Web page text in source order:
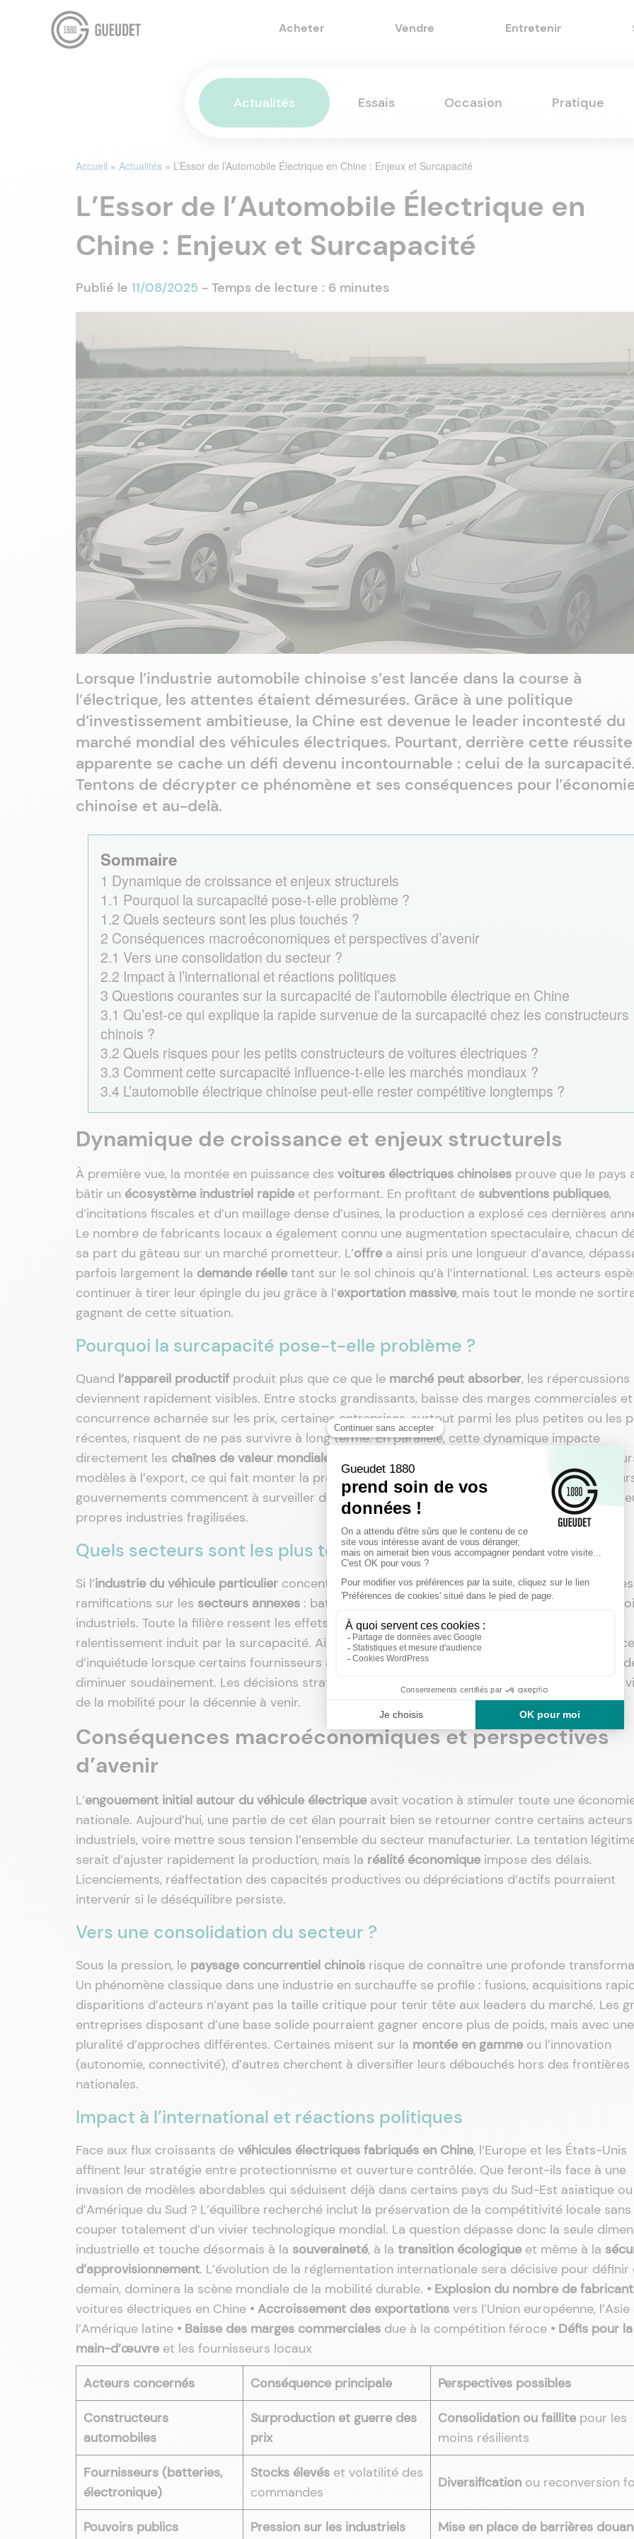
Acheter Vendre Entretenir
Actualités Essais Occasion Pratique
Accueil » Actualités » L’Essor de l’Automobile Électrique en Chine : Enjeux et Surcapacité
L’Essor de l’Automobile Électrique en
Chine : Enjeux et Surcapacité
Publié le 11/08/2025 - Temps de lecture : 6 minutes
Lorsque l’industrie automobile chinoise s’est lancée dans la course à
l’électrique, les attentes étaient démesurées. Grâce à une politique
d’investissement ambitieuse, la Chine est devenue le leader incontesté du
marché mondial des véhicules électriques. Pourtant, derrière cette réussite
apparente se cache un défi devenu incontournable : celui de la
Tentons de décrypter ce phénomène et ses conséquences pour
chinoise et au-delà.
Sommaire
1 Dynamique de croissance et enjeux structurels
1.1 Pourquoi la surcapacité pose-t-elle problème ?
1.2 Quels secteurs sont les plus touchés ?
2 Conséquences macroéconomiques et perspectives d’avenir
2.1 Vers une consolidation du secteur ?
2.2 Impact à l’international et réactions politiques
3 Questions courantes sur la surcapacité de l’automobile électrique en Chine
3.1 Qu’est-ce qui explique la rapide survenue de la surcapacité chez les constructeurs
chinois ?
3.2 Quels risques pour les petits constructeurs de voitures électriques ?
3.3 Comment cette surcapacité influence-t-elle les marchés mondiaux ?
3.4 L’automobile électrique chinoise peut-elle rester compétitive longtemps ?
Dynamique de croissance et enjeux structurels
À première vue, la montée en puissance des voitures électriques chinoises prouve que le pays
bâtir un écosystème industriel rapide et performant. En profitant de subventions publiques,
d’incitations fiscales et d’un maillage dense d’usines, la production a explosé ces dernières
Le nombre de fabricants locaux a également connu une augmentation spectaculaire, chacun
sa part du gâteau sur un marché prometteur. L’offre a ainsi pris une longueur d’avance,
parfois largement la demande réelle tant sur le sol chinois qu’à l’international. Les acteurs
continuer à tirer leur épingle du jeu grâce à l’exportation massive, mais tout le monde ne
gagnant de cette situation.
Pourquoi la surcapacité pose-t-elle problème ?
Quand l’appareil productif produit plus que ce que le marché peut absorber, les répercussions
deviennent rapidement visibles. Entre stocks grandissants, baisse des marges commerciales et
concurrence acharnée sur les prix, certaines entreprises, surtout parmi les plus petites ou les
récentes, risquent de ne pas survivre à long terme. En parallèle, cette dynamique impacte
directement les chaînes de valeur mondiales
. Les constructeurs chinois souhaitent écouler
modèles à l’export, ce qui fait monter la pression sur les marchés étrangers. D’ailleurs,
gouvernements commencent à surveiller de près cesexportations massives
, inquiets de voir
propres industries fragilisées.
Quels secteurs sont les plus touchés ?
Si l’industrie du véhicule particulier concentre la majorité de l’attention, il ne faut pas oublier les
ramifications sur les secteurs annexes : batteries, équipements électroniques ou encore
industriels. Toute la filière ressent les effets secondaires de cette expansion rapide puis du
ralentissement induit par la surcapacité. Ainsi, unechaîne logistique hyperactive
devient source
d’inquiétude lorsque certains fournisseurs accumulent les excédents ou voient leurs
diminuer soudainement. Les décisions stratégiques prises aujourd’hui dessineront le nouveau
de la mobilité pour la décennie à venir.
Conséquences macroéconomiques et perspectives
d’avenir
L’engouement initial autour du véhicule électrique avait vocation à stimuler toute une
nationale. Aujourd’hui, une partie de cet élan pourrait bien se retourner contre certains acteurs
industriels, voire mettre sous tension l’ensemble du secteur manufacturier. La tentation
serait d’ajuster rapidement la production, mais la réalité économique impose des délais.
Licenciements, réaffectation des capacités productives ou dépréciations d’actifs pourraient
intervenir si le déséquilibre persiste.
Vers une consolidation du secteur ?
Sous la pression, le paysage concurrentiel chinois risque de connaître une profonde
Un phénomène classique dans une industrie en surchauffe se profile : fusions, acquisitions
disparitions d’acteurs n’ayant pas la taille critique pour tenir tête aux leaders du marché. Les
entreprises disposant d’une base solide pourraient gagner encore plus de poids, mais avec une
pluralité d’approches différentes. Certaines misent sur la montée en gamme ou l’innovation
(autonomie, connectivité), d’autres cherchent à diversifier leurs débouchés hors des frontières
nationales.
Impact à l’international et réactions politiques
Face aux flux croissants de véhicules électriques fabriqués en Chine, l’Europe et les États-Unis
affinent leur stratégie entre protectionnisme et ouverture contrôlée. Que feront-ils face à une
invasion de modèles abordables qui séduisent déjà dans certains pays du Sud-Est asiatique ou
d’Amérique du Sud ? L’équilibre recherché inclut la préservation de la compétitivité locale sans
couper totalement d’un vivier technologique mondial. La question dépasse donc la seule
industrielle et touche désormais à la souveraineté, à la transition écologique et même à la
d’approvisionnement. L’évolution de la réglementation internationale sera décisive pour définir
demain, dominera la scène mondiale de la mobilité durable. • Explosion du nombre de
voitures électriques en Chine • Accroissement des exportations vers l’Union européenne,
l’Amérique latine • Baisse des marges commerciales due à la compétition féroce • Défis pour la
main-d’œuvre et les fournisseurs locaux
Acteurs concernés Conséquence principale Perspectives possibles
Constructeurs
automobiles
Surproduction et guerre des
prix
Consolidation ou faillite pour les
moins résilients
Fournisseurs (batteries,
électronique)
Stocks élevés et volatilité des
commandes
Diversification ou reconversion
Pouvoirs publics
Pression sur les industriels
Mise en place de barrières